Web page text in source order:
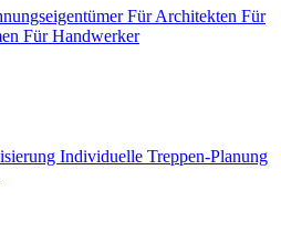
Für Architekten Für
Für Handwerker
Individuelle Treppen-Planung